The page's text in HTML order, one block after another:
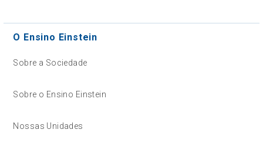
O Ensino Einstein
Sobre a Sociedade
Sobre o Ensino Einstein
Nossas Unidades